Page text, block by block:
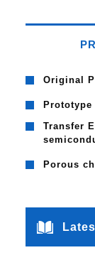
Original
Transfer
Porous